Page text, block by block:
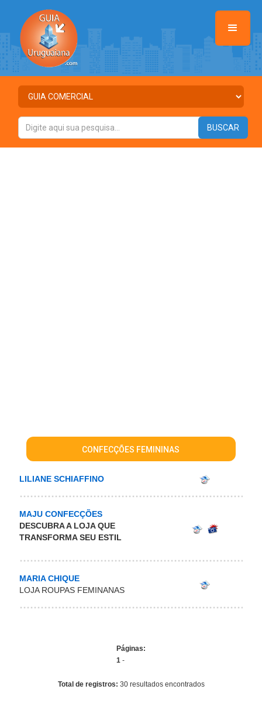
CONFECÇÕES FEMININAS
LILIANE SCHIAFFINO
MAJU CONFECÇÕES
DESCUBRA A LOJA QUE
TRANSFORMA SEU ESTIL
MARIA CHIQUE
LOJA ROUPAS FEMINANAS
Páginas:
1 -
Total de registros: 30 resultados encontrados